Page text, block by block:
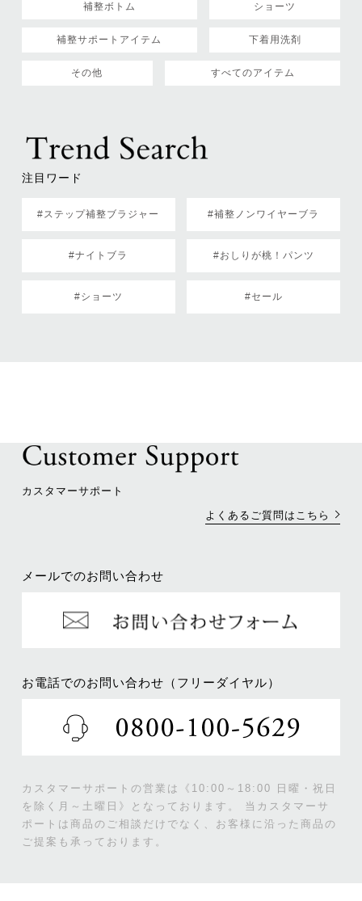
補整ボトム ショーツ
補整サポートアイテム 下着用洗剤
その他 すべてのアイテム
注目ワード
#ステップ補整ブラジャー #補整ノンワイヤーブラ
#ナイトブラ #おしりが桃！パンツ
#ショーツ #セール
カスタマーサポート
よくあるご質問はこちら
メールでのお問い合わせ
お電話でのお問い合わせ（フリーダイヤル）
カスタマーサポートの営業は《10:00～18:00 日曜・祝日
を除く月～土曜日》となっております。
当カスタマーサ
ポートは商品のご相談だけでなく、お客様に沿った商品の
ご提案も承っております。